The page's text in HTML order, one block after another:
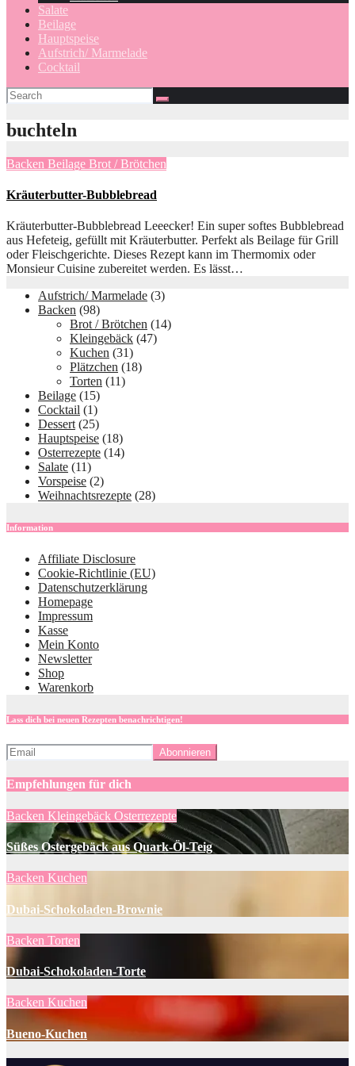
Salate
Beilage
Hauptspeise
Aufstrich/ Marmelade
Cocktail
buchteln
Backen Beilage Brot / Brötchen
Kräuterbutter-Bubblebread
Kräuterbutter-Bubblebread Leeecker! Ein super softes Bubblebread
aus Hefeteig, gefüllt mit Kräuterbutter. Perfekt als Beilage für Grill
oder Fleischgerichte. Dieses Rezept kann im Thermomix oder
Monsieur Cuisine zubereitet werden. Es lässt…
Aufstrich/ Marmelade (3)
Backen (98)
Brot / Brötchen (14)
Kleingebäck (47)
Kuchen (31)
Plätzchen (18)
Torten (11)
Beilage (15)
Cocktail (1)
Dessert (25)
Hauptspeise (18)
Osterrezepte (14)
Salate (11)
Vorspeise (2)
Weihnachtsrezepte (28)
Information
Affiliate Disclosure
Cookie-Richtlinie (EU)
Datenschutzerklärung
Homepage
Impressum
Kasse
Mein Konto
Newsletter
Shop
Warenkorb
Lass dich bei neuen Rezepten benachrichtigen!
Empfehlungen für dich
Backen Kleingebäck Osterrezepte
Süßes Ostergebäck aus Quark-Öl-Teig
Backen Kuchen
Dubai-Schokoladen-Brownie
Backen Torten
Dubai-Schokoladen-Torte
Backen Kuchen
Bueno-Kuchen